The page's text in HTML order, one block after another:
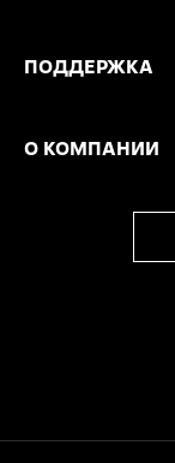
ПОДДЕРЖКА
О КОМПАНИИ